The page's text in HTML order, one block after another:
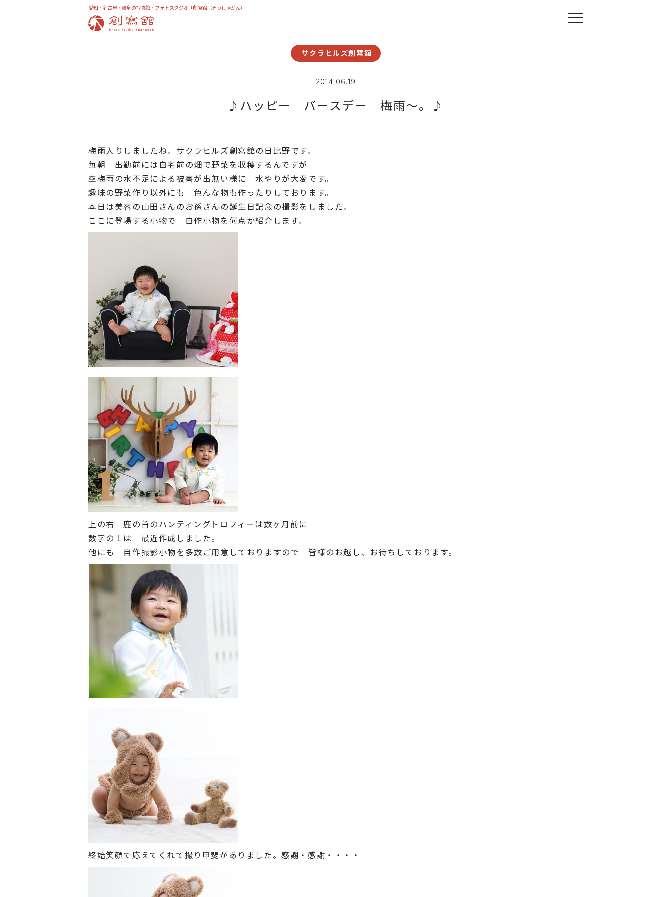
愛知・名古屋・岐阜の写真館・フォトスタジオ「創寫舘（そうしゃかん）」
サクラヒルズ創寫舘
2014.06.19
♪ハッピー バースデー 梅雨～。♪
梅雨入りしましたね。サクラヒルズ創寫舘の日比野です。
毎朝 出勤前には自宅前の畑で野菜を収穫するんですが
空梅雨の水不足による被害が出無い様に 水やりが大変です。
趣味の野菜作り以外にも 色んな物も作ったりしております。
本日は美容の山田さんのお孫さんの誕生日記念の撮影をしました。
ここに登場する小物で 自作小物を何点か紹介します。
上の右 鹿の首のハンティングトロフィーは数ヶ月前に
数字の１は 最近作成しました。
他にも 自作撮影小物を多数ご用意しておりますので 皆様のお越し、お待ちしております。
終始笑顔で応えてくれて撮り甲斐がありました。感謝・感謝・・・・